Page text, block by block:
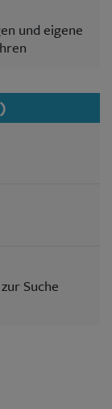
und eigene
Suche